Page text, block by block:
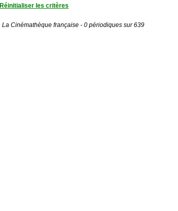
Réinitialiser les critères
La Cinémathèque française - 0 périodiques sur 639